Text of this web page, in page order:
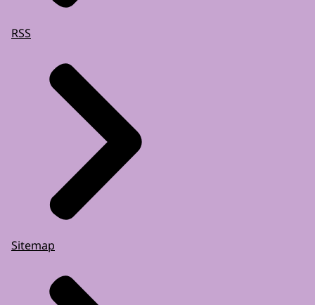
RSS
Sitemap